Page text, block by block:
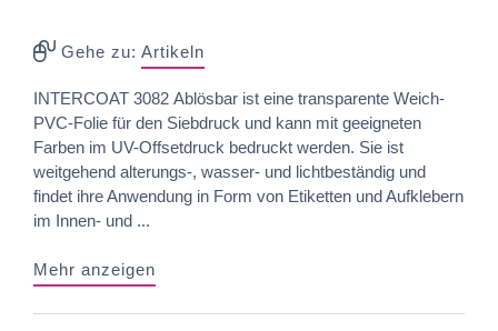
Gehe zu: Artikeln
INTERCOAT 3082 Ablösbar ist eine transparente Weich-
PVC-Folie für den Siebdruck und kann mit geeigneten
Farben im UV-Offsetdruck bedruckt werden. Sie ist
weitgehend alterungs-, wasser- und lichtbeständig und
findet ihre Anwendung in Form von Etiketten und Aufklebern
im Innen- und ...
Mehr anzeigen